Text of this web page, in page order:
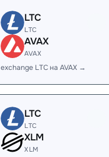
LTC
LTC
AVAX
AVAX
exchange LTC на AVAX →
LTC
LTC
XLM
XLM